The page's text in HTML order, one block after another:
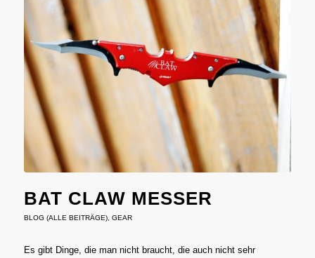
BAT CLAW MESSER
BLOG (ALLE BEITRÄGE), GEAR
Es gibt Dinge, die man nicht braucht, die auch nicht sehr